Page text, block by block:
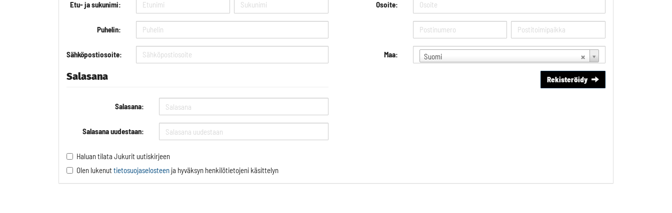
Etu- ja sukunimi:
Puhelin:
Sähköpostiosoite:
Salasana
Salasana:
Salasana uudestaan:
Osoite:
Maa: Suomi
Rekisteröidy
Haluan tilata Jukurit uutiskirjeen
Olen lukenut tietosuojaselosteen ja hyväksyn henkilötietojeni käsittelyn